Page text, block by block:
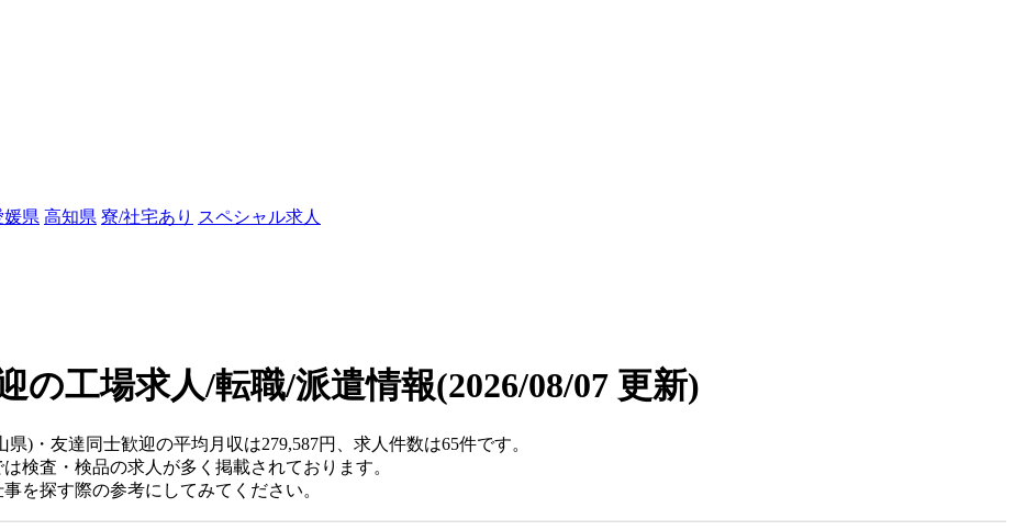
媛県 高知県 寮/社宅あり スペシャル求人
の工場求人/転職/派遣情報(2026/08/07 更新)
)・友達同士歓迎の平均月収は279,587円、求人件数は65件です。
検査・検品の求人が多く掲載されております。
を探す際の参考にしてみてください。